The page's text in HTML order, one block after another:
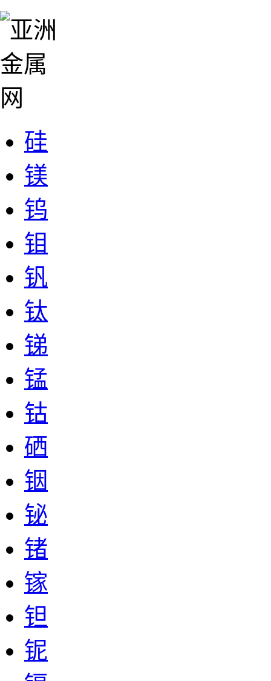
硅
镁
钨
钼
钒
钛
锑
锰
钴
硒
铟
铋
锗
镓
钽
铌